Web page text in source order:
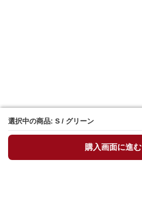
選択中の商品: S / グリーン
購入画面に進む
選択中の商品: S / グリーン
購入画面に進む